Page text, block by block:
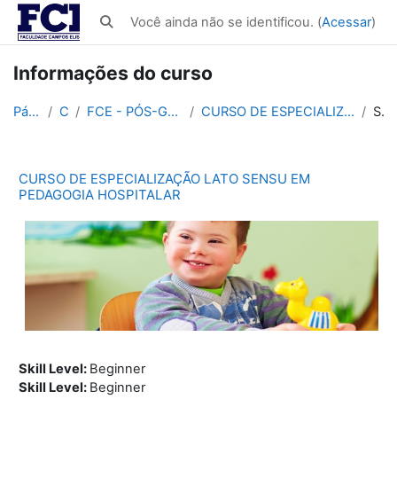
Ir para o conteúdo principal
Alternar entrada de pesquisa
Você ainda não se identificou. (Acessar)
Informações do curso
Página inicial Cursos FCE - PÓS-GRADUAÇÃO EM EDUCAÇÃO 450h CURSO DE ESPECIALIZAÇÃO LATO SENSU EM PEDAGOGIA HOSPITALAR Sumário
CURSO DE ESPECIALIZAÇÃO LATO SENSU EM
PEDAGOGIA HOSPITALAR
Skill Level: Beginner
Skill Level: Beginner